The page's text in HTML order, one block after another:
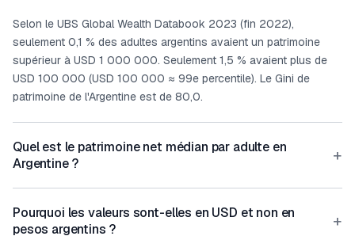
Selon le UBS Global Wealth Databook 2023 (fin 2022),
seulement 0,1 % des adultes argentins avaient un patrimoine
supérieur à USD 1 000 000. Seulement 1,5 % avaient plus de
USD 100 000 (USD 100 000 ≈ 99e percentile). Le Gini de
patrimoine de l'Argentine est de 80,0.
Quel est le patrimoine net médian par adulte en
Argentine ?
+
Pourquoi les valeurs sont-elles en USD et non en
pesos argentins ?
+